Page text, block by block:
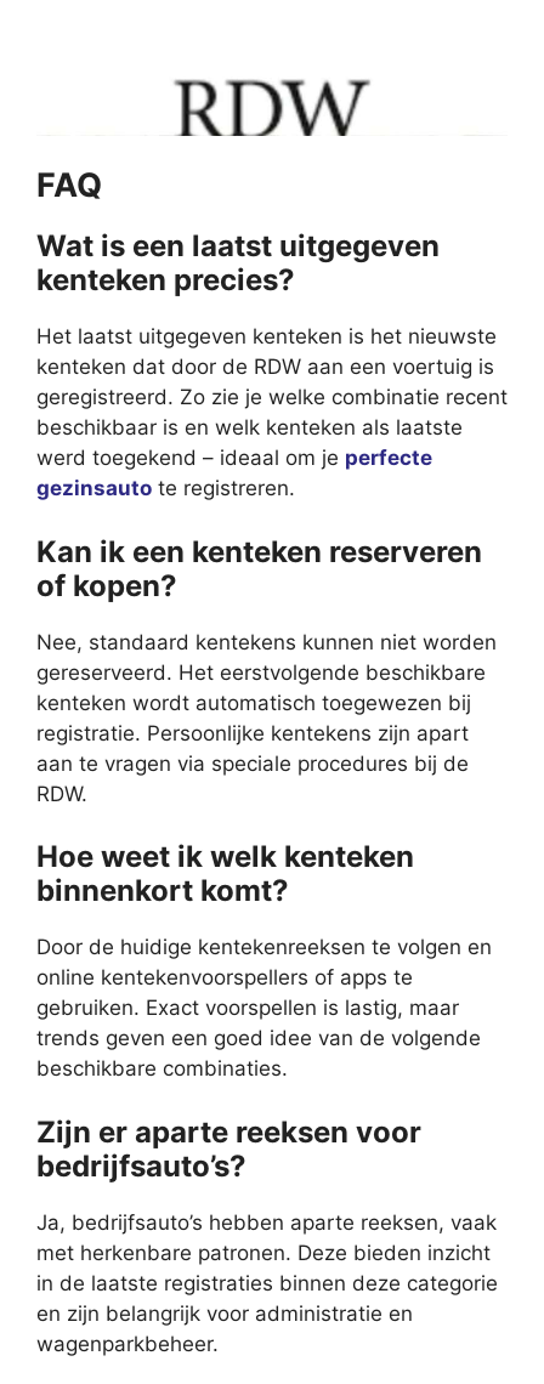
FAQ
Wat is een laatst uitgegeven
kenteken precies?
Het laatst uitgegeven kenteken is het nieuwste
kenteken dat door de RDW aan een voertuig is
geregistreerd. Zo zie je welke combinatie recent
beschikbaar is en welk kenteken als laatste
werd toegekend – ideaal om je perfecte
gezinsauto te registreren.
Kan ik een kenteken reserveren
of kopen?
Nee, standaard kentekens kunnen niet worden
gereserveerd. Het eerstvolgende beschikbare
kenteken wordt automatisch toegewezen bij
registratie. Persoonlijke kentekens zijn apart
aan te vragen via speciale procedures bij de
RDW.
Hoe weet ik welk kenteken
binnenkort komt?
Door de huidige kentekenreeksen te volgen en
online kentekenvoorspellers of apps te
gebruiken. Exact voorspellen is lastig, maar
trends geven een goed idee van de volgende
beschikbare combinaties.
Zijn er aparte reeksen voor
bedrijfsauto’s?
Ja, bedrijfsauto’s hebben aparte reeksen, vaak
met herkenbare patronen. Deze bieden inzicht
in de laatste registraties binnen deze categorie
en zijn belangrijk voor administratie en
wagenparkbeheer.